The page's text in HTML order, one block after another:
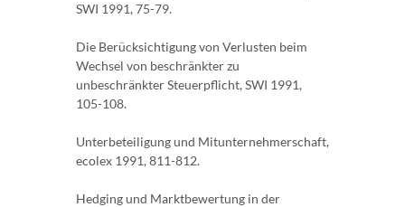
SWI 1991, 75-79.
Die Berücksichtigung von Verlusten beim
Wechsel von beschränkter zu
unbeschränkter Steuerpflicht, SWI 1991,
105-108.
Unterbeteiligung und Mitunternehmerschaft,
ecolex 1991, 811-812.
Hedging und Marktbewertung in der